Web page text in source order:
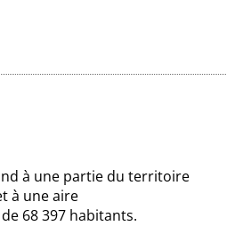
à une partie du territoire
à une aire
68 397 habitants.